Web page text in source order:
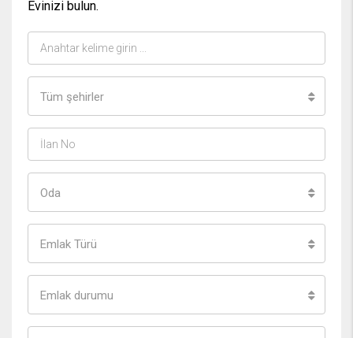
Evinizi bulun.
Tüm şehirler
Oda
Emlak Türü
Emlak durumu